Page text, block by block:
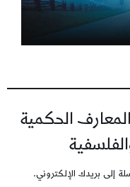
الحكمية
إلى بريدك الإلكتروني.